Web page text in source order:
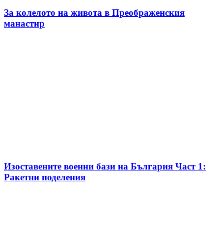
За колелото на живота в Преображенския
манастир
Изоставените военни бази на България Част 1:
Ракетни поделения